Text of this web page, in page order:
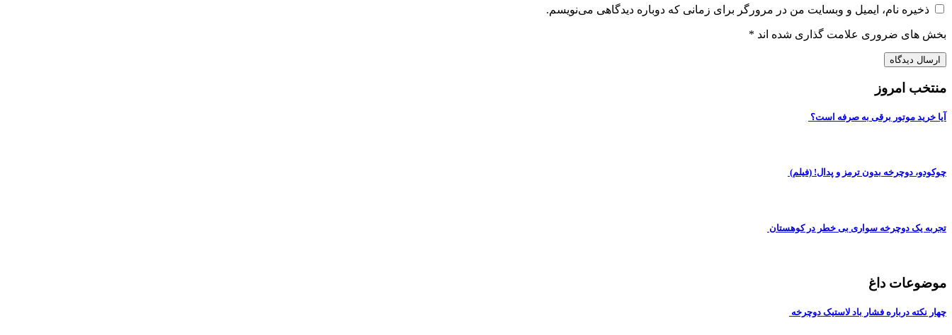
ذخیره نام، ایمیل و وبسایت من در مرورگر برای زمانی که دوباره دیدگاهی می‌نویسم.
بخش های ضروری علامت گذاری شده اند *
منتخب امروز
آیا خرید موتور برقی به صرفه است؟
چوکودو، دوچرخه بدون ترمز و پدال! (فیلم)
تجربه یک دوچرخه سواری بی خطر در کوهستان
موضوعات داغ
چهار نکته درباره فشار باد لاستیک دوچرخه